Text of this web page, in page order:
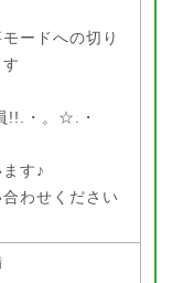
ードへの切り
!!.・。☆.・
す♪
わせください